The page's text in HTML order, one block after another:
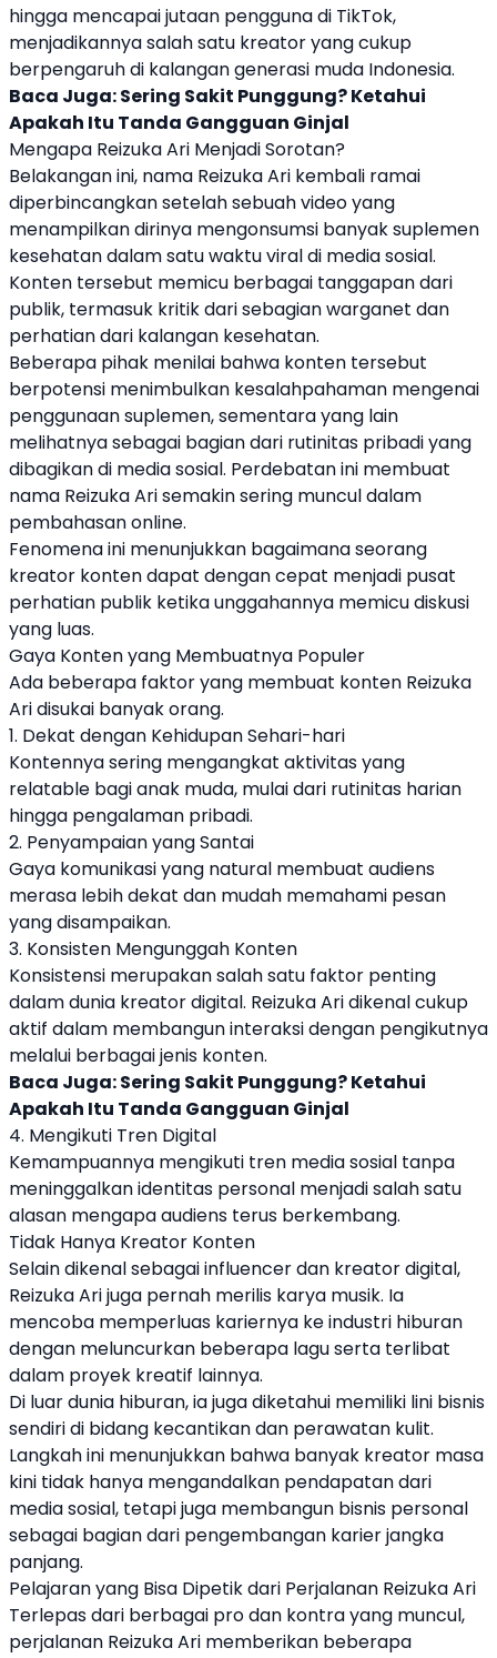
hingga mencapai jutaan pengguna di TikTok,
menjadikannya salah satu kreator yang cukup
berpengaruh di kalangan generasi muda Indonesia.
Baca Juga:Sering Sakit Punggung? Ketahui
Apakah Itu Tanda Gangguan Ginjal
Mengapa Reizuka Ari Menjadi Sorotan?
Belakangan ini, nama Reizuka Ari kembali ramai
diperbincangkan setelah sebuah video yang
menampilkan dirinya mengonsumsi banyak suplemen
kesehatan dalam satu waktu viral di media sosial.
Konten tersebut memicu berbagai tanggapan dari
publik, termasuk kritik dari sebagian warganet dan
perhatian dari kalangan kesehatan.
Beberapa pihak menilai bahwa konten tersebut
berpotensi menimbulkan kesalahpahaman mengenai
penggunaan suplemen, sementara yang lain
melihatnya sebagai bagian dari rutinitas pribadi yang
dibagikan di media sosial. Perdebatan ini membuat
nama Reizuka Ari semakin sering muncul dalam
pembahasan online.
Fenomena ini menunjukkan bagaimana seorang
kreator konten dapat dengan cepat menjadi pusat
perhatian publik ketika unggahannya memicu diskusi
yang luas.
Gaya Konten yang Membuatnya Populer
Ada beberapa faktor yang membuat konten Reizuka
Ari disukai banyak orang.
1. Dekat dengan Kehidupan Sehari-hari
Kontennya sering mengangkat aktivitas yang
relatable bagi anak muda, mulai dari rutinitas harian
hingga pengalaman pribadi.
2. Penyampaian yang Santai
Gaya komunikasi yang natural membuat audiens
merasa lebih dekat dan mudah memahami pesan
yang disampaikan.
3. Konsisten Mengunggah Konten
Konsistensi merupakan salah satu faktor penting
dalam dunia kreator digital. Reizuka Ari dikenal cukup
aktif dalam membangun interaksi dengan pengikutnya
melalui berbagai jenis konten.
Baca Juga:Sering Sakit Punggung? Ketahui
Apakah Itu Tanda Gangguan Ginjal
4. Mengikuti Tren Digital
Kemampuannya mengikuti tren media sosial tanpa
meninggalkan identitas personal menjadi salah satu
alasan mengapa audiens terus berkembang.
Tidak Hanya Kreator Konten
Selain dikenal sebagai influencer dan kreator digital,
Reizuka Ari juga pernah merilis karya musik. Ia
mencoba memperluas kariernya ke industri hiburan
dengan meluncurkan beberapa lagu serta terlibat
dalam proyek kreatif lainnya.
Di luar dunia hiburan, ia juga diketahui memiliki lini bisnis
sendiri di bidang kecantikan dan perawatan kulit.
Langkah ini menunjukkan bahwa banyak kreator masa
kini tidak hanya mengandalkan pendapatan dari
media sosial, tetapi juga membangun bisnis personal
sebagai bagian dari pengembangan karier jangka
panjang.
Pelajaran yang Bisa Dipetik dari Perjalanan Reizuka Ari
Terlepas dari berbagai pro dan kontra yang muncul,
perjalanan Reizuka Ari memberikan beberapa